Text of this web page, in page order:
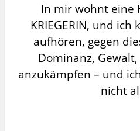
In mir wohnt eine
KRIEGERIN, und
aufhören, gegen
Dominanz,
anzukämpfen – und
nicht